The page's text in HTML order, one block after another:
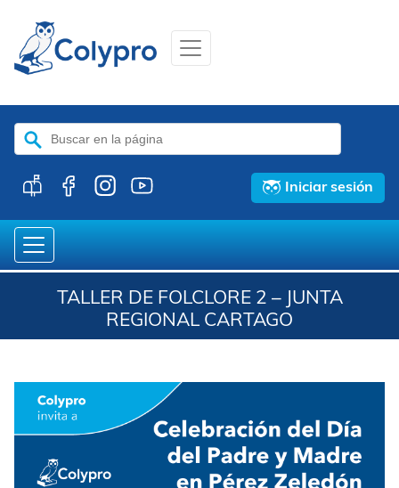
Buscar:
Iniciar sesión
TALLER DE FOLCLORE 2 – JUNTA
REGIONAL CARTAGO